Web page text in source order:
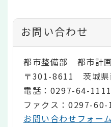
お問い合わせ
都市整備部 都市計
〒301-8611 茨城県
電話：0297-64-1111
ファクス：0297-60-
お問い合わせフォー